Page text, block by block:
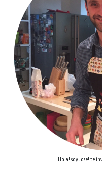
Hola! soy Jose! te